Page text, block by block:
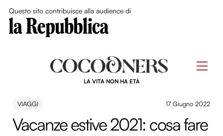
Questo sito contribuisce alla audience di
LA VITA NON HA ETÀ
VIAGGI 17 Giugno 2022
Vacanze estive 2021: cosa fare